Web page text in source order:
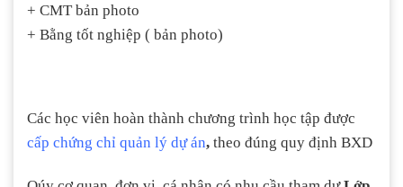
+ CMT bản photo
+ Bằng tốt nghiệp ( bản photo)
Các học viên hoàn thành chương trình học tập được
cấp chứng chỉ quản lý dự án, theo đúng quy định BXD